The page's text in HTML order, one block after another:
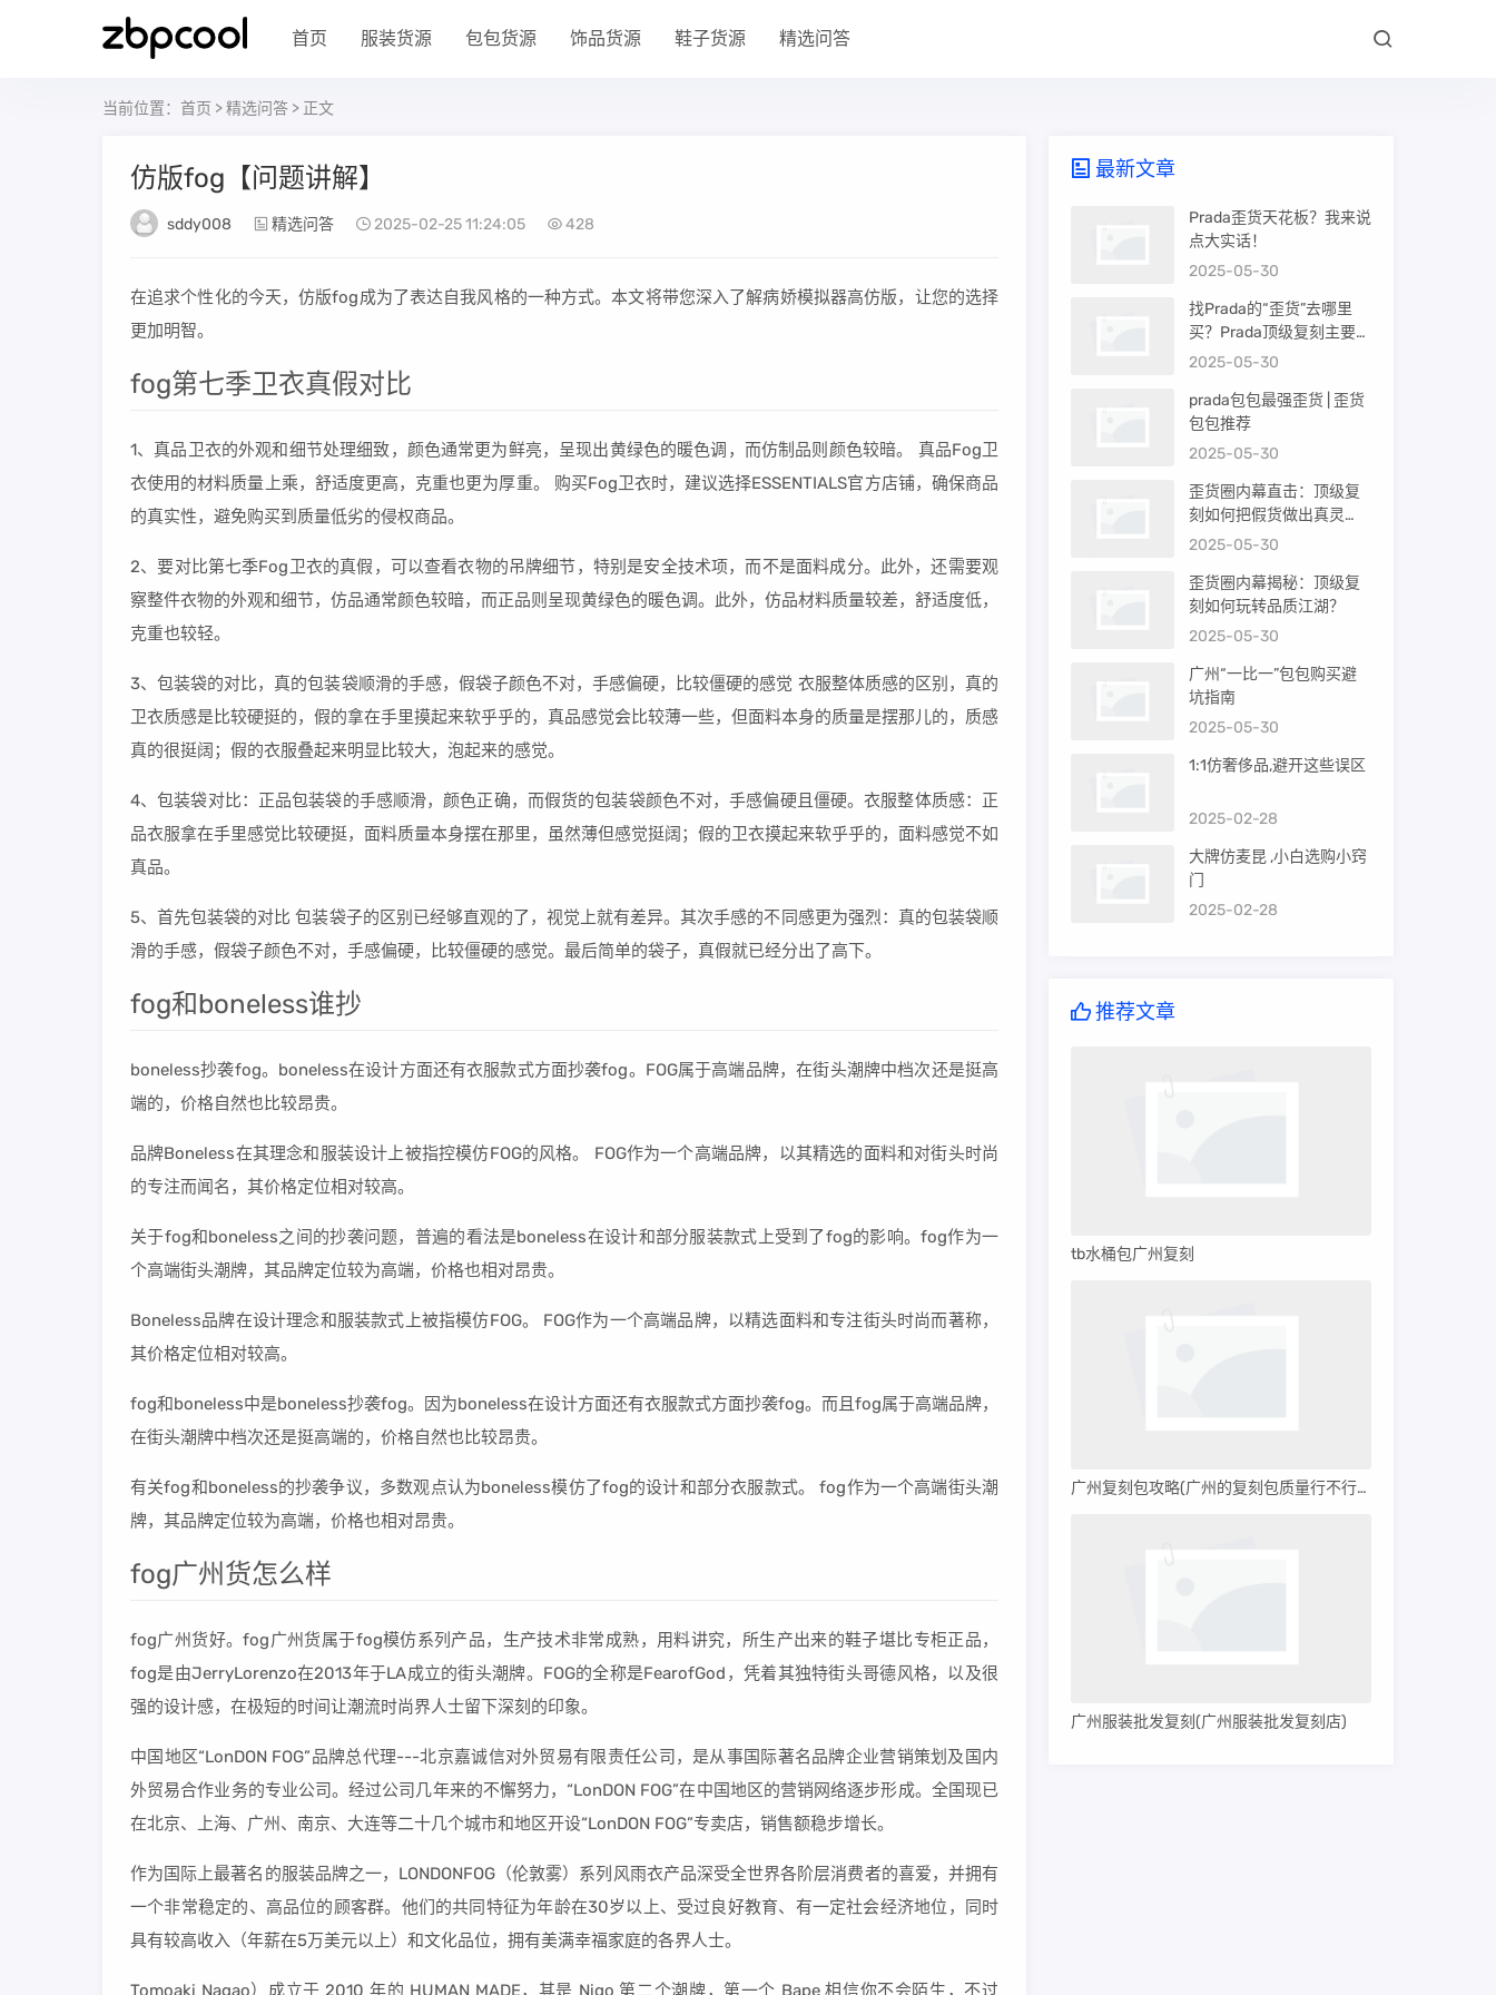
首页 服装货源 包包货源 饰品货源 鞋子货源 精选问答
当前位置： 首页 >精选问答 > 正文
仿版fog【问题讲解】
sddy008 精选问答 2025-02-25 11:24:05 428
在追求个性化的今天，仿版fog成为了表达自我风格的一种方式。本文将带您深入了解病娇模拟器高仿版，让您的选择
更加明智。
fog第七季卫衣真假对比
1、真品卫衣的外观和细节处理细致，颜色通常更为鲜亮，呈现出黄绿色的暖色调，而仿制品则颜色较暗。 真品Fog卫
衣使用的材料质量上乘，舒适度更高，克重也更为厚重。 购买Fog卫衣时，建议选择ESSENTIALS官方店铺，确保商品
的真实性，避免购买到质量低劣的侵权商品。
2、要对比第七季Fog卫衣的真假，可以查看衣物的吊牌细节，特别是安全技术项，而不是面料成分。此外，还需要观
察整件衣物的外观和细节，仿品通常颜色较暗，而正品则呈现黄绿色的暖色调。此外，仿品材料质量较差，舒适度低，
克重也较轻。
3、包装袋的对比，真的包装袋顺滑的手感，假袋子颜色不对，手感偏硬，比较僵硬的感觉 衣服整体质感的区别，真的
卫衣质感是比较硬挺的，假的拿在手里摸起来软乎乎的，真品感觉会比较薄一些，但面料本身的质量是摆那儿的，质感
真的很挺阔；假的衣服叠起来明显比较大，泡起来的感觉。
4、包装袋对比：正品包装袋的手感顺滑，颜色正确，而假货的包装袋颜色不对，手感偏硬且僵硬。衣服整体质感：正
品衣服拿在手里感觉比较硬挺，面料质量本身摆在那里，虽然薄但感觉挺阔；假的卫衣摸起来软乎乎的，面料感觉不如
真品。
5、首先包装袋的对比 包装袋子的区别已经够直观的了，视觉上就有差异。其次手感的不同感更为强烈：真的包装袋顺
滑的手感，假袋子颜色不对，手感偏硬，比较僵硬的感觉。最后简单的袋子，真假就已经分出了高下。
fog和boneless谁抄
boneless抄袭fog。boneless在设计方面还有衣服款式方面抄袭fog。FOG属于高端品牌，在街头潮牌中档次还是挺高
端的，价格自然也比较昂贵。
品牌Boneless在其理念和服装设计上被指控模仿FOG的风格。 FOG作为一个高端品牌，以其精选的面料和对街头时尚
的专注而闻名，其价格定位相对较高。
关于fog和boneless之间的抄袭问题，普遍的看法是boneless在设计和部分服装款式上受到了fog的影响。fog作为一
个高端街头潮牌，其品牌定位较为高端，价格也相对昂贵。
Boneless品牌在设计理念和服装款式上被指模仿FOG。 FOG作为一个高端品牌，以精选面料和专注街头时尚而著称，
其价格定位相对较高。
fog和boneless中是boneless抄袭fog。因为boneless在设计方面还有衣服款式方面抄袭fog。而且fog属于高端品牌，
在街头潮牌中档次还是挺高端的，价格自然也比较昂贵。
有关fog和boneless的抄袭争议，多数观点认为boneless模仿了fog的设计和部分衣服款式。 fog作为一个高端街头潮
牌，其品牌定位较为高端，价格也相对昂贵。
fog广州货怎么样
fog广州货好。fog广州货属于fog模仿系列产品，生产技术非常成熟，用料讲究，所生产出来的鞋子堪比专柜正品，
fog是由JerryLorenzo在2013年于LA成立的街头潮牌。FOG的全称是FearofGod，凭着其独特街头哥德风格，以及很
强的设计感，在极短的时间让潮流时尚界人士留下深刻的印象。
中国地区“LonDON FOG”品牌总代理---北京嘉诚信对外贸易有限责任公司，是从事国际著名品牌企业营销策划及国内
外贸易合作业务的专业公司。经过公司几年来的不懈努力，“LonDON FOG”在中国地区的营销网络逐步形成。全国现已
在北京、上海、广州、南京、大连等二十几个城市和地区开设“LonDON FOG”专卖店，销售额稳步增长。
作为国际上最著名的服装品牌之一，LONDONFOG（伦敦雾）系列风雨衣产品深受全世界各阶层消费者的喜爱，并拥有
一个非常稳定的、高品位的顾客群。他们的共同特征为年龄在30岁以上、受过良好教育、有一定社会经济地位，同时
具有较高收入（年薪在5万美元以上）和文化品位，拥有美满幸福家庭的各界人士。
Tomoaki Nagao）成立于 2010 年的 HUMAN MADE，其是 Nigo 第二个潮牌，第一个 Bape 相信你不会陌生，不过
最新文章
Prada歪货天花板？我来说
点大实话！
2025-05-30
找Prada的“歪货”去哪里
买？Prada顶级复刻主要渠
道盘点
2025-05-30
prada包包最强歪货 | 歪货
包包推荐
2025-05-30
歪货圈内幕直击：顶级复
刻如何把假货做出真灵
魂？
2025-05-30
歪货圈内幕揭秘：顶级复
刻如何玩转品质江湖？
2025-05-30
广州“一比一”包包购买避
坑指南
2025-05-30
1:1仿奢侈品,避开这些误区
2025-02-28
大牌仿麦昆 ,小白选购小窍
门
2025-02-28
推荐文章
tb水桶包广州复刻
广州复刻包攻略(广州的复刻包质量行不行呀)
广州服装批发复刻(广州服装批发复刻店)